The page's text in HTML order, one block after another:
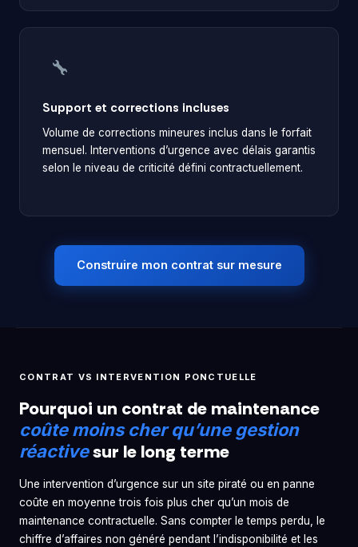
Support et corrections incluses
Volume de corrections mineures inclus dans le forfait
mensuel. Interventions d’urgence avec délais garantis
selon le niveau de criticité défini contractuellement.
Construire mon contrat sur mesure
CONTRAT VS INTERVENTION PONCTUELLE
Pourquoi un contrat de maintenance
coûte moins cher qu’une gestion
réactivesur le long terme
Une intervention d’urgence sur un site piraté ou en panne
coûte en moyenne trois fois plus cher qu’un mois de
maintenance contractuelle. Sans compter le temps perdu, le
chiffre d’affaires non généré pendant l’indisponibilité et les